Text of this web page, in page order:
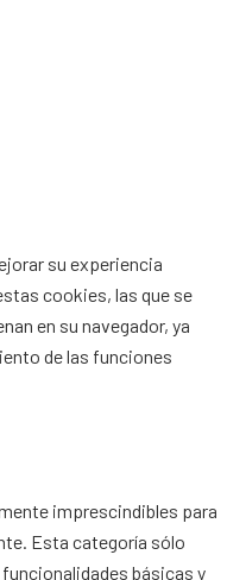
su experiencia
cookies, las que se
en su navegador, ya
de las funciones
imprescindibles para
Esta categoría sólo
básicas y